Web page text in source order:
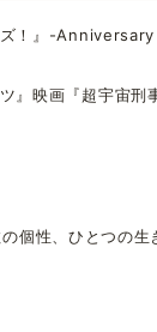
ズ！』-
』映画『超宇宙刑
個性、ひとつの生